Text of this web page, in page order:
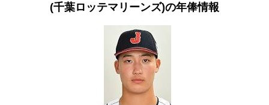
(千葉ロッテマリーンズ)の年俸情報